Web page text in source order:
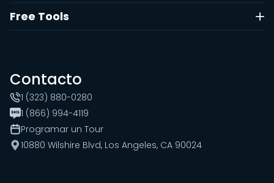
Free Tools
Contacto
1 (323) 880-0280
1 (866) 994-4119
Programar un Tour
10880 Wilshire Blvd, Los Angeles, CA 90024